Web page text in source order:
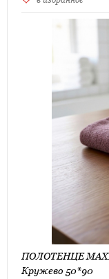
Кружево 50*90